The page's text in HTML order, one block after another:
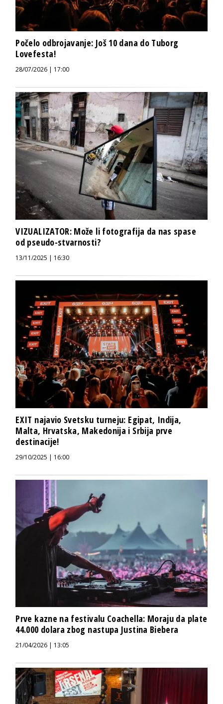
Počelo odbrojavanje: Još 10 dana do Tuborg
Lovefesta!
28/07/2026 | 17:00
VIZUALIZATOR: Može li fotografija da nas spase
od pseudo-stvarnosti?
13/11/2025 | 16:30
EXIT najavio Svetsku turneju: Egipat, Indija,
Malta, Hrvatska, Makedonija i Srbija prve
destinacije!
29/10/2025 | 16:00
Prve kazne na festivalu Coachella: Moraju da plate
44.000 dolara zbog nastupa Justina Biebera
21/04/2026 | 13:05